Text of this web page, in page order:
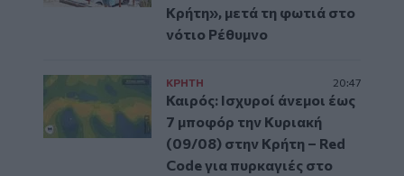
Κρήτη», μετά τη φωτιά στο
νότιο Ρέθυμνο
ΚΡΗΤΗ 20:47
Καιρός: Ισχυροί άνεμοι έως
7 μποφόρ την Κυριακή
(09/08) στην Κρήτη – Red
Code για πυρκαγιές στο